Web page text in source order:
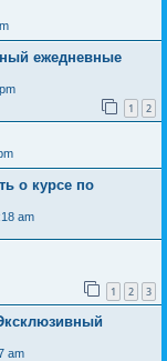
ежедневные
1 2
о курсе по
am
1 2 3
am